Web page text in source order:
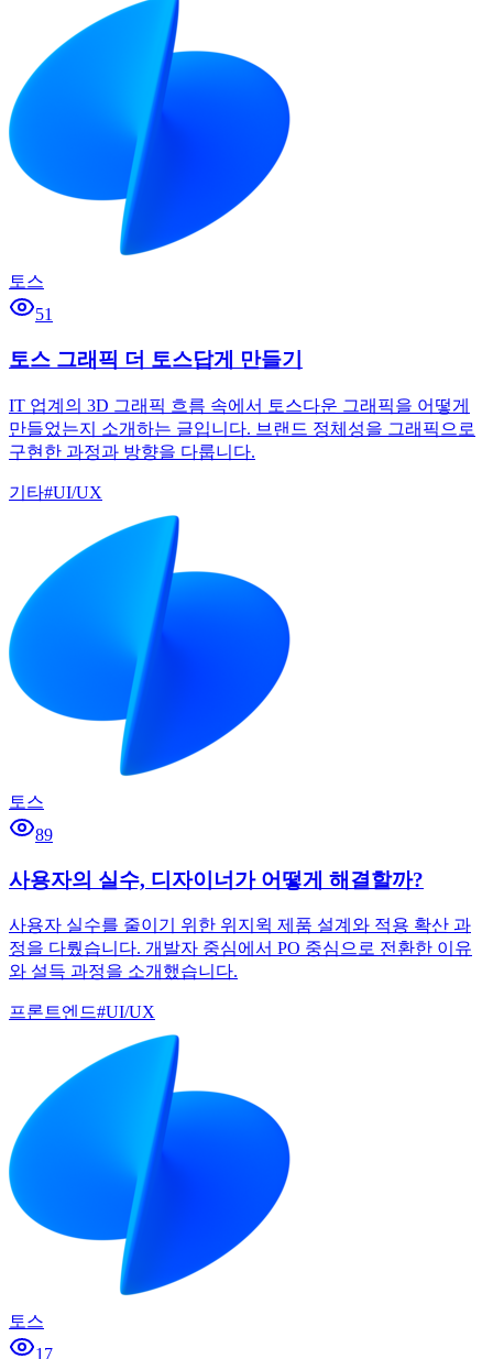
토스
51
토스 그래픽 더 토스답게 만들기
IT 업계의 3D 그래픽 흐름 속에서 토스다운 그래픽을 어떻게
만들었는지 소개하는 글입니다. 브랜드 정체성을 그래픽으로
구현한 과정과 방향을 다룹니다.
기타#UI/UX
토스
89
사용자의 실수, 디자이너가 어떻게 해결할까?
사용자 실수를 줄이기 위한 위지윅 제품 설계와 적용 확산 과
정을 다뤘습니다. 개발자 중심에서 PO 중심으로 전환한 이유
와 설득 과정을 소개했습니다.
프론트엔드#UI/UX
토스
17